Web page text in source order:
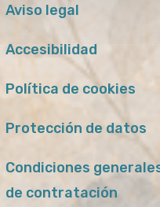
Aviso legal
Accesibilidad
Política de cookies
Protección de datos
Condiciones
de contratación